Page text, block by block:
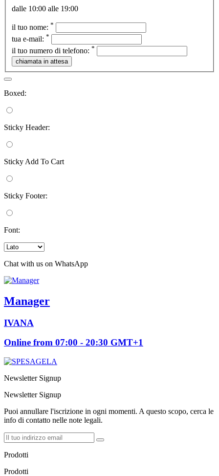
dalle 10:00 alle 19:00
il tuo nome: *
tua e-mail: *
il tuo numero di telefono: *
Boxed:
Sticky Header:
Sticky Add To Cart
Sticky Footer:
Font:
Chat with us on WhatsApp
Manager
IVANA
Online from 07:00 - 20:30 GMT+1
Newsletter Signup
Newsletter Signup
Puoi annullare l'iscrizione in ogni momenti. A questo scopo, cerca le
info di contatto nelle note legali.
Prodotti
Prodotti